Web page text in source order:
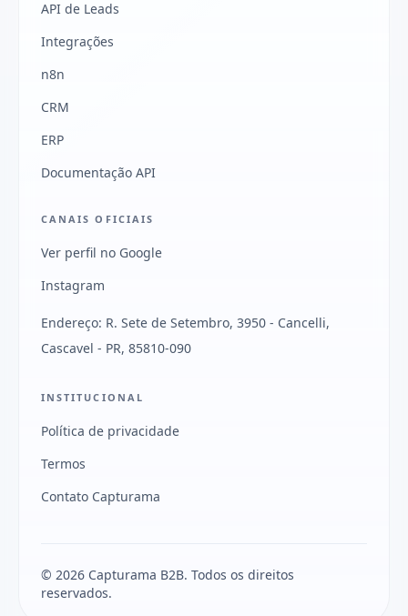
API de Leads
Integrações
n8n
CRM
ERP
Documentação API
CANAIS OFICIAIS
Ver perfil no Google
Instagram
Endereço: R. Sete de Setembro, 3950 - Cancelli,
Cascavel - PR, 85810-090
INSTITUCIONAL
Política de privacidade
Termos
Contato Capturama
© 2026 Capturama B2B. Todos os direitos
reservados.